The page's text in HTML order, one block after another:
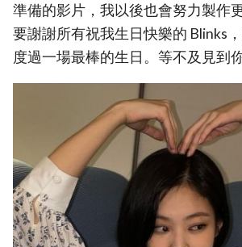
準備的影片，我以後也會努力製作
要謝謝所有祝我生日快樂的 Blinks
度過一場最棒的生日。等不及見到